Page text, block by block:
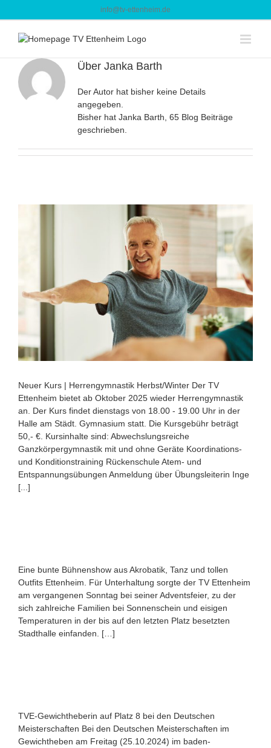
Inhalt
springen
info@tv-ettenheim.de
Über Janka Barth
Der Autor hat bisher keine Details
angegeben.
Bisher hat Janka Barth, 65 Blog Beiträge
geschrieben.
Neuer Kurs | Herrengymnastik Herbst/Winter Der TV
Ettenheim bietet ab Oktober 2025 wieder Herrengymnastik
an. Der Kurs findet dienstags von 18.00 - 19.00 Uhr in der
Halle am Städt. Gymnasium statt. Die Kursgebühr beträgt
50,- €. Kursinhalte sind: Abwechslungsreiche
Ganzkörpergymnastik mit und ohne Geräte Koordinations-
und Konditionstraining Rückenschule Atem- und
Entspannungsübungen Anmeldung über Übungsleiterin Inge
[...]
Eine bunte Bühnenshow aus Akrobatik, Tanz und tollen
Outfits Ettenheim. Für Unterhaltung sorgte der TV Ettenheim
am vergangenen Sonntag bei seiner Adventsfeier, zu der
sich zahlreiche Familien bei Sonnenschein und eisigen
Temperaturen in der bis auf den letzten Platz besetzten
Stadthalle einfanden. […]
TVE-Gewichtheberin auf Platz 8 bei den Deutschen
Meisterschaften Bei den Deutschen Meisterschaften im
Gewichtheben am Freitag (25.10.2024) im baden-